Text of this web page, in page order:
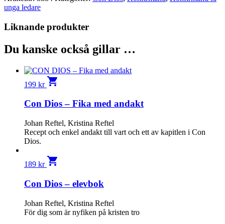
unga ledare
Liknande produkter
Du kanske också gillar …
199 kr shopping_cart
Con Dios – Fika med andakt
Johan Reftel, Kristina Reftel
Recept och enkel andakt till vart och ett av kapitlen i Con
Dios.
189 kr shopping_cart
Con Dios – elevbok
Johan Reftel, Kristina Reftel
För dig som är nyfiken på kristen tro